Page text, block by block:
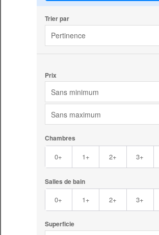
Trier par
Pertinence
Prix
Sans minimum
Sans maximum
Chambres
0+ 1+ 2+ 3+
Salles de bain
0+ 1+ 2+ 3+
Superficie